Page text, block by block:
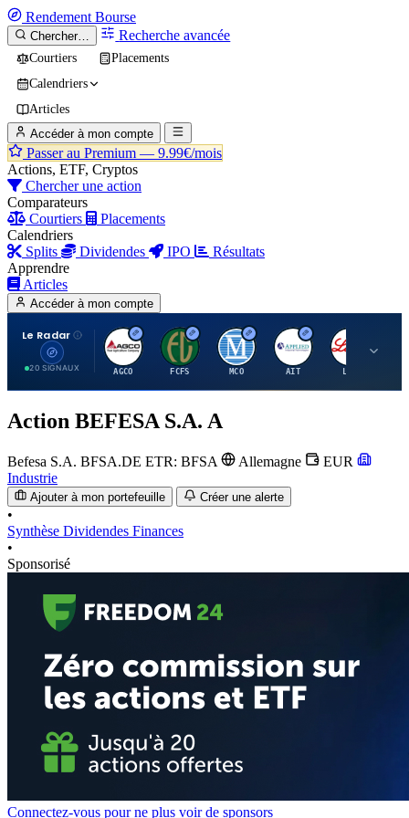
Rendement Bourse
Chercher… Recherche avancée
Courtiers
Placements
Calendriers
Articles
Accéder à mon compte
Passer au Premium — 9.99€/mois
Actions, ETF, Cryptos
Chercher une action
Comparateurs
Courtiers
Placements
Calendriers
Splits
Dividendes IPO
Résultats
Apprendre
Articles
Accéder à mon compte
Le Radar
20 SIGNAUX
A
AGCO
F
FCFS
M
MCO
A
AIT
Action BEFESA S.A. A
Befesa S.A. BFSA.DE ETR: BFSA Allemagne
EUR
Industrie
Ajouter à mon portefeuille Créer une alerte
•
Synthèse Dividendes Finances
•
Sponsorisé
Connectez-vous pour ne plus voir de sponsors